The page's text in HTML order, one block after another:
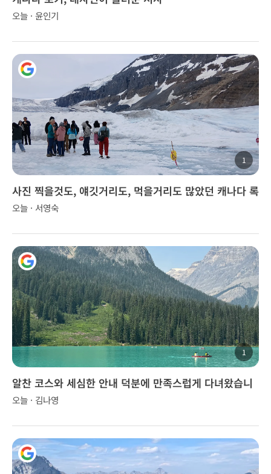
오늘 · 윤인기
1
사진 찍을것도, 얘깃거리도, 먹을거리도 많았던 캐나다 록
키 투어..
오늘 · 서영숙
1
알찬 코스와 세심한 안내 덕분에 만족스럽게 다녀왔습니
다.
오늘 · 김나영